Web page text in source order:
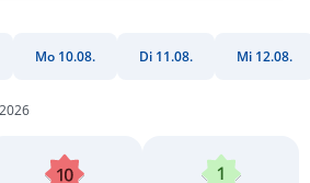
Mo 10.08. Di 11.08. Mi 12.08.